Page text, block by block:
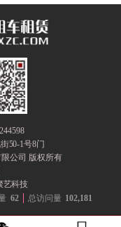
50-1号8门
公司 版权所有
艺科技
62 总访问量 102,181